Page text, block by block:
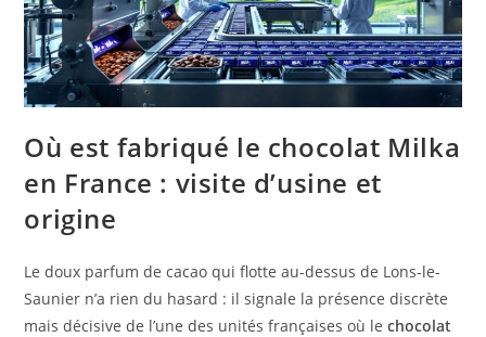
Où est fabriqué le chocolat Milka
en France : visite d’usine et
origine
Le doux parfum de cacao qui flotte au-dessus de Lons-le-
Saunier n’a rien du hasard : il signale la présence discrète
mais décisive de l’une des unités françaises où lechocolat